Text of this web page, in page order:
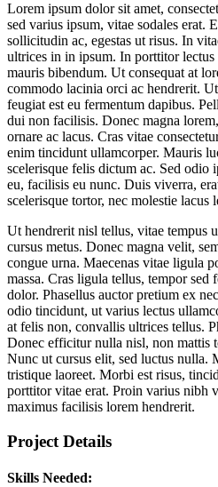
Lorem ipsum dolor sit amet,
sed varius ipsum, vitae sodales erat.
sollicitudin ac, egestas ut risus. In
ultrices in in ipsum. In porttitor
mauris bibendum. Ut consequat at
commodo lacinia orci ac hendrerit.
feugiat est eu fermentum dapibus.
dui non facilisis. Donec magna
ornare ac lacus. Cras vitae
enim tincidunt ullamcorper. Mauris
scelerisque felis dictum ac. Sed odio
eu, facilisis eu nunc. Duis viverra,
scelerisque tortor, nec molestie lacus
Ut hendrerit nisl tellus, vitae tempus
cursus metus. Donec magna velit,
congue urna. Maecenas vitae ligula
massa. Cras ligula tellus, tempor sed
dolor. Phasellus auctor pretium ex
odio tincidunt, ut varius lectus
at felis non, convallis ultrices tellus.
Donec efficitur nulla nisl, non mattis
Nunc ut cursus elit, sed luctus nulla.
tristique laoreet. Morbi est risus,
porttitor vitae erat. Proin varius nibh
maximus facilisis lorem hendrerit.
Project Details
Skills Needed: